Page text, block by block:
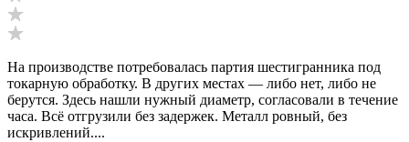
На производстве потребовалась партия шестигранника под
токарную обработку. В других местах — либо нет, либо не
берутся. Здесь нашли нужный диаметр, согласовали в течение
часа. Всё отгрузили без задержек. Металл ровный, без
искривлений....